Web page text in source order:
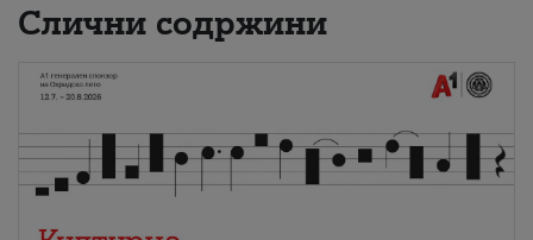
Слични содржини